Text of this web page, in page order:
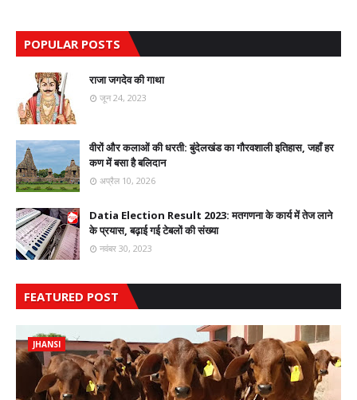
POPULAR POSTS
राजा जगदेव की गाथा
जून 24, 2023
वीरों और कलाओं की धरती: बुंदेलखंड का गौरवशाली इतिहास, जहाँ हर
कण में बसा है बलिदान
अप्रैल 10, 2026
Datia Election Result 2023: मतगणना के कार्य में तेज लाने
के प्रयास, बढ़ाई गई टेबलों की संख्या
नवंबर 30, 2023
FEATURED POST
JHANSI